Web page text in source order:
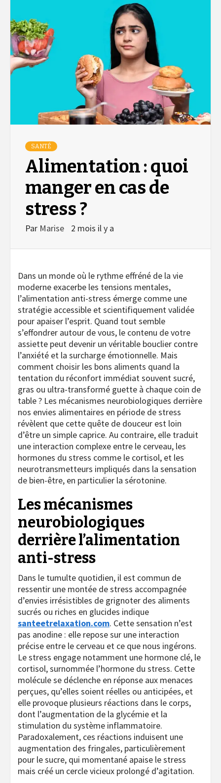
SANTÉ
Alimentation : quoi
manger en cas de
stress ?
Par Marise 2 mois il y a
Dans un monde où le rythme effréné de la vie
moderne exacerbe les tensions mentales,
l’alimentation anti-stress émerge comme une
stratégie accessible et scientifiquement validée
pour apaiser l’esprit. Quand tout semble
s’effondrer autour de vous, le contenu de votre
assiette peut devenir un véritable bouclier contre
l’anxiété et la surcharge émotionnelle. Mais
comment choisir les bons aliments quand la
tentation du réconfort immédiat souvent sucré,
gras ou ultra-transformé guette à chaque coin de
table ? Les mécanismes neurobiologiques derrière
nos envies alimentaires en période de stress
révèlent que cette quête de douceur est loin
d’être un simple caprice. Au contraire, elle traduit
une interaction complexe entre le cerveau, les
hormones du stress comme le cortisol, et les
neurotransmetteurs impliqués dans la sensation
de bien-être, en particulier la sérotonine.
Les mécanismes
neurobiologiques
derrière l’alimentation
anti-stress
Dans le tumulte quotidien, il est commun de
ressentir une montée de stress accompagnée
d’envies irrésistibles de grignoter des aliments
sucrés ou riches en glucides indique
santeetrelaxation.com. Cette sensation n’est
pas anodine : elle repose sur une interaction
précise entre le cerveau et ce que nous ingérons.
Le stress engage notamment une hormone clé, le
cortisol, surnommée l’hormone du stress. Cette
molécule se déclenche en réponse aux menaces
perçues, qu’elles soient réelles ou anticipées, et
elle provoque plusieurs réactions dans le corps,
dont l’augmentation de la glycémie et la
stimulation du système inflammatoire.
Paradoxalement, ces réactions induisent une
augmentation des fringales, particulièrement
pour le sucre, qui momentané apaise le stress
mais créé un cercle vicieux prolongé d’agitation.